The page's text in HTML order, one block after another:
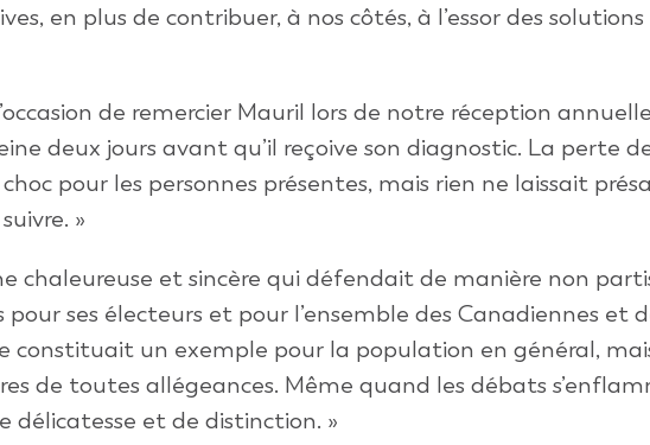
en plus de contribuer, à nos côtés, à l’essor des solutions
de remercier Mauril lors de notre réception
deux jours avant qu’il reçoive son diagnostic. La perte
pour les personnes présentes, mais rien ne laissait
»
chaleureuse et sincère qui défendait de manière non
ses électeurs et pour l’ensemble des Canadiennes et
constituait un exemple pour la population en général,
de toutes allégeances. Même quand les débats
délicatesse et de distinction. »